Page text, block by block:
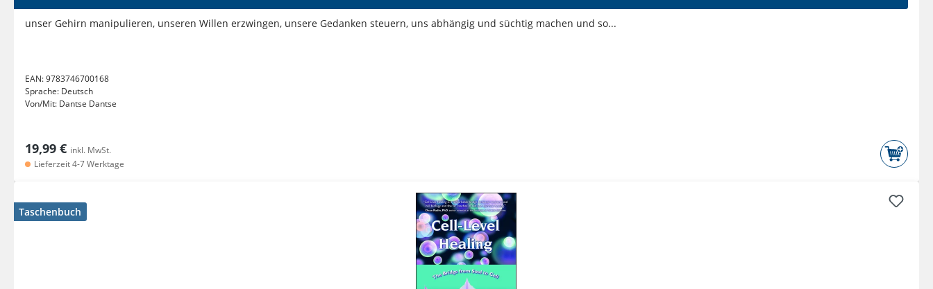
unser Gehirn manipulieren, unseren Willen erzwingen, unsere Gedanken steuern, uns abhängig und süchtig machen und so...
EAN:9783746700168
Sprache: Deutsch
Von/Mit: Dantse Dantse
19,99 € inkl. MwSt.
Lieferzeit 4-7 Werktage
Taschenbuch